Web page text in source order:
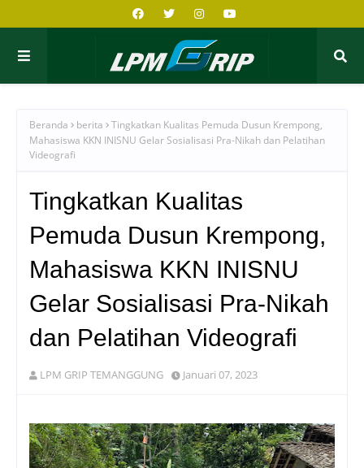
Beranda berita
Tingkatkan Kualitas Pemuda Dusun Krempong,
Mahasiswa KKN INISNU Gelar Sosialisasi Pra-Nikah dan Pelatihan
Videografi
Tingkatkan Kualitas
Pemuda Dusun Krempong,
Mahasiswa KKN INISNU
Gelar Sosialisasi Pra-Nikah
dan Pelatihan Videografi
LPM GRIP TEMANGGUNG Januari 07, 2023